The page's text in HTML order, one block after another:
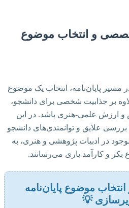
تخصصی و انتخاب موضوع
مسیر پایان‌نامه، انتخاب یک موضوع
بر جذابیت شخصی برای دانشجو،
و ارزش علمی-هنری باشد. در این
علایق و توانمندی‌های دانشجو
در ادبیات پژوهشی و هنری، به
و کارآمد یاری می‌رسانند.
موضوع پایان‌نامه
💡